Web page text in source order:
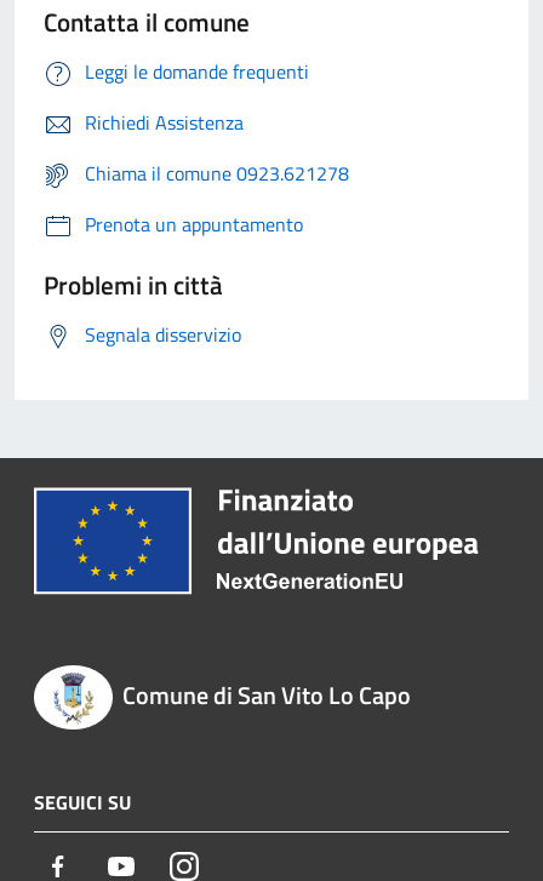
Contatta il comune
Leggi le domande frequenti
Richiedi Assistenza
Chiama il comune 0923.621278
Prenota un appuntamento
Problemi in città
Segnala disservizio
Comune di San Vito Lo Capo
SEGUICI SU
Facebook YoutubeInstagram